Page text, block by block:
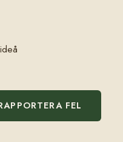
FEL